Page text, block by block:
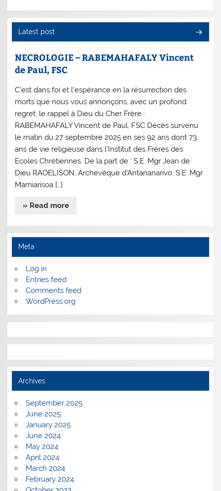
Latest post
NECROLOGIE – RABEMAHAFALY Vincent
de Paul, FSC
C’est dans foi et l’espérance en la résurrection des
morts que nous vous annonçons, avec un profond
regret, le rappel à Dieu du Cher Frère :
RABEMAHAFALY Vincent de Paul, FSC Décès survenu
le matin du 27 septembre 2025 en ses 92 ans dont 73
ans de vie religieuse dans l’Institut des Frères des
Ecoles Chrétiennes. De la part de : S.E. Mgr Jean de
Dieu RAOELISON, Archevêque d’Antananarivo, S.E. Mgr
Mamiarisoa […]
» Read more
Meta
Log in
Entries feed
Comments feed
WordPress.org
Archives
September 2025
June 2025
January 2025
June 2024
May 2024
April 2024
March 2024
February 2024